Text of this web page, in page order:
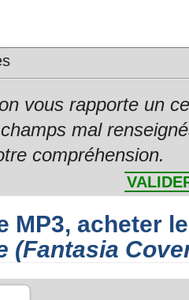
vous rapporte un
mal
compréhension.
MP3, acheter
(Fantasia